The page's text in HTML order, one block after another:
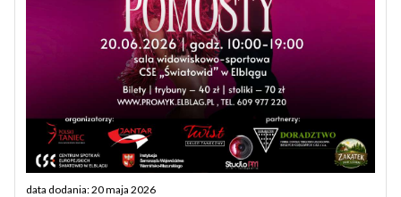
data dodania: 20 maja 2026